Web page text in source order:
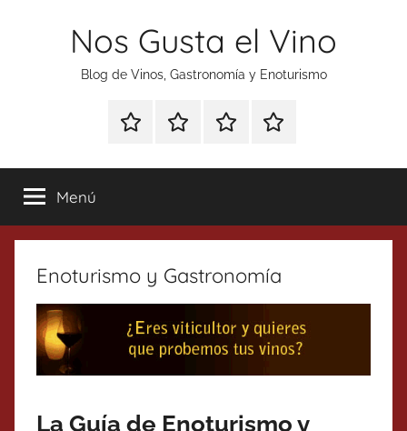
Nos Gusta el Vino
Blog de Vinos, Gastronomía y Enoturismo
Especial
Tonics
Enoturismo
Gastronomía
RankingContacto
Menú
Enoturismo y Gastronomía
La Guía de Enoturismo y